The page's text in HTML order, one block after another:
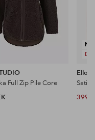
Full Zip Pile Core
Ellos
399